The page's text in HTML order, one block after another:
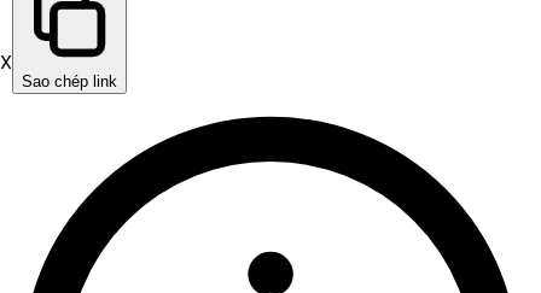
X
Sao chép link